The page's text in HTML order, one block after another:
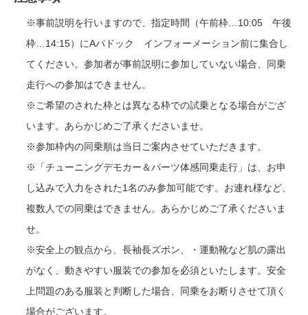
※事前説明を行いますので、指定時間（午前枠…10:05 午後
枠…14:15）にAパドック インフォーメーション前に集合し
てください。参加者が事前説明に参加していない場合、同乗
走行への参加はできません。
※ご希望のされた枠とは異なる枠での試乗となる場合がござ
います。あらかじめご了承くださいませ。
※参加枠内の同乗順は当日ご案内させていただきます。
※「チューニングデモカー＆パーツ体感同乗走行」は、お申
し込みで入力をされた1名のみ参加可能です。お連れ様など、
複数人での同乗はできません。あらかじめご了承くださいま
せ。
※安全上の観点から、長袖長ズボン、・運動靴など肌の露出
がなく、動きやすい服装での参加を必須といたします。安全
上問題のある服装と判断した場合、同乗をお断りさせて頂く
場合がございます。